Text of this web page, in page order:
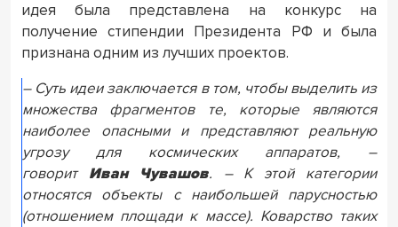
идея была представлена на конкурс на
получение стипендии Президента РФ и была
признана одним из лучших проектов.
– Суть идеи заключается в том, чтобы выделить из
множества фрагментов те, которые являются
наиболее опасными и представляют реальную
угрозу для космических аппаратов, –
говорит Иван Чувашов. – К этой категории
относятся объекты с наибольшей парусностью
(отношением площади к массе). Коварство таких